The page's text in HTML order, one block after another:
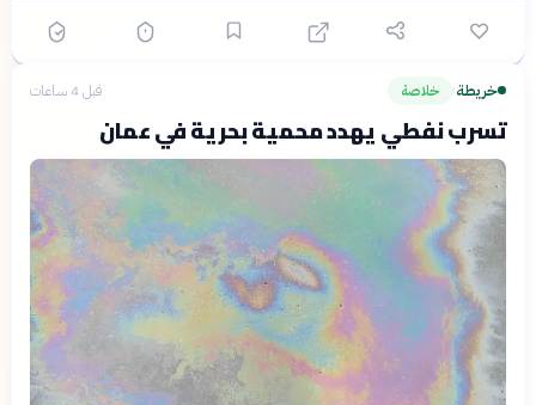
خريطة› خلاصة قبل 4 ساعات
تسرب نفطي يهدد محمية بحرية في عمان